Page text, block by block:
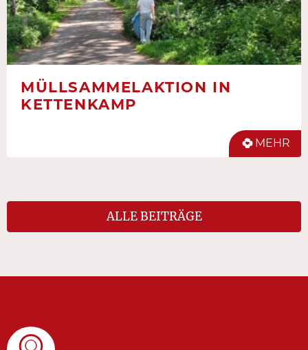
MÜLLSAMMELAKTION IN
KETTENKAMP
MEHR
ALLE BEITRÄGE